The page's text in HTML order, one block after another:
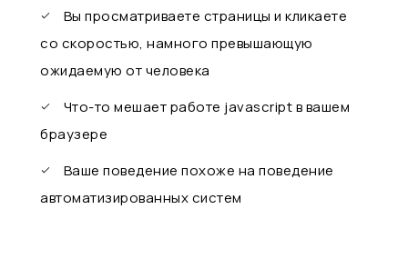
Вы просматриваете страницы и кликаете
со скоростью, намного превышающую
ожидаемую от человека
Что-то мешает работе javascript в вашем
браузере
Ваше поведение похоже на поведение
автоматизированных систем